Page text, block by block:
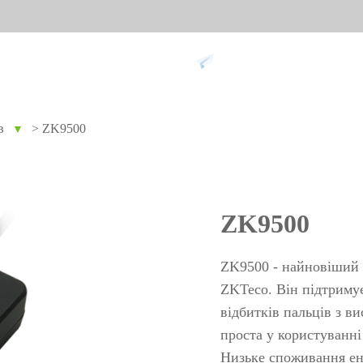
Облік
пальців
Біометричні модулі
▼ > ZK9500
ZK9500
ZK9500 - найновіший
ZKTeco. Він
відбитків пальців з
проста у
Низьке споживання